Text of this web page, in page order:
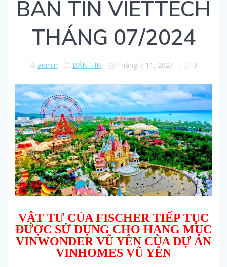
BẢN TIN VIETTECH
THÁNG 07/2024
admin BẢN TIN Tháng 7 11, 2024| 0
VẬT TƯ CỦA FISCHER TIẾP TỤC
ĐƯỢC SỬ DỤNG CHO HẠNG MỤC
VINWONDER VŨ YÊN CỦA DỰ ÁN
VINHOMES VŨ YÊN